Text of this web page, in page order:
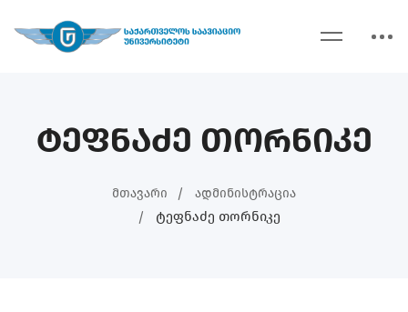
ტეფნაძე თორნიკე
Მთავარი Ადმინისტრაცია
Ტეფნაძე Თორნიკე